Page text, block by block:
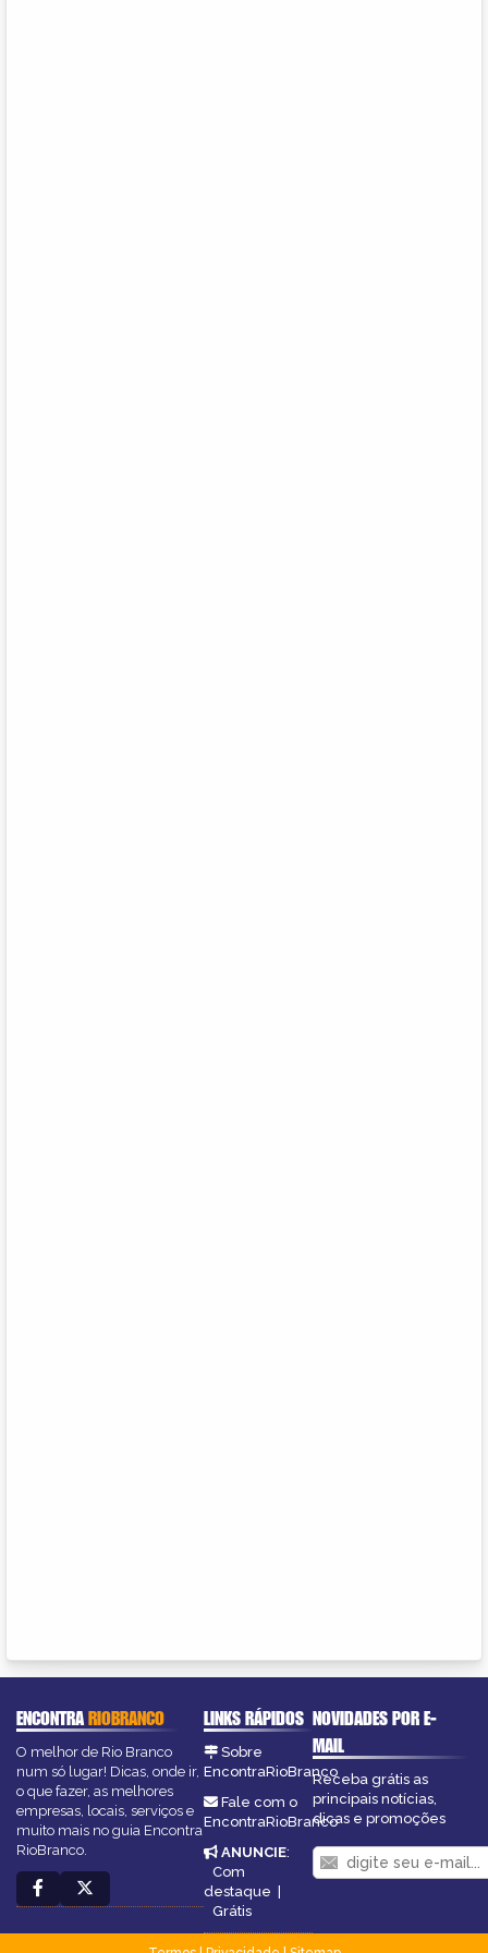
ENCONTRARIOBRANCO
O melhor de Rio Branco
num só lugar! Dicas, onde ir,
o que fazer, as melhores
empresas, locais, serviços e
muito mais no guia Encontra
RioBranco.
LINKS RÁPIDOS
Sobre
EncontraRioBranco
Fale com o
EncontraRioBranco
ANUNCIE:
Com
destaque |
Grátis
NOVIDADES POR E-
MAIL
Receba grátis as
principais notícias,
dicas e promoções